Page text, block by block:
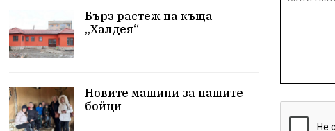
Бърз растеж на къща
„Халдея“
Новите машини за нашите
бойци